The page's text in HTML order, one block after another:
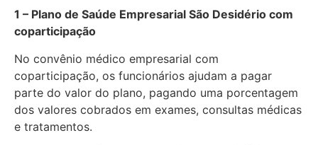
1 – Plano de Saúde Empresarial São Desidério com
coparticipação
No convênio médico empresarial com
coparticipação, os funcionários ajudam a pagar
parte do valor do plano, pagando uma porcentagem
dos valores cobrados em exames, consultas médicas
e tratamentos.